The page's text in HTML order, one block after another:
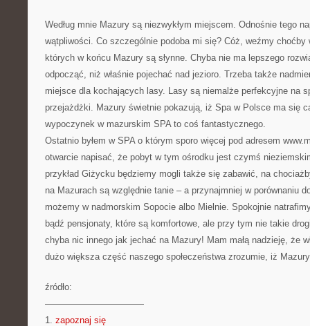
Według mnie Mazury są niezwykłym miejscem. Odnośnie tego
wątpliwości. Co szczególnie podoba mi się? Cóż, weźmy choćby
których w końcu Mazury są słynne. Chyba nie ma lepszego
odpocząć, niż właśnie pojechać nad jezioro. Trzeba także
miejsce dla kochających lasy. Lasy są niemalże perfekcyjne na
przejażdżki. Mazury świetnie pokazują, iż Spa w Polsce ma się
wypoczynek w mazurskim SPA to coś fantastycznego.
Ostatnio byłem w SPA o którym sporo więcej pod adresem
otwarcie napisać, że pobyt w tym ośrodku jest czymś
przykład Giżycku będziemy mogli także się zabawić, na
na Mazurach są względnie tanie – a przynajmniej w porównaniu
możemy w nadmorskim Sopocie albo Mielnie. Spokojnie
bądź pensjonaty, które są komfortowe, ale przy tym nie takie
chyba nic innego jak jechać na Mazury! Mam małą nadzieję, że
dużo większa część naszego społeczeństwa zrozumie, iż
źródło:
———————————
1. zapoznaj się